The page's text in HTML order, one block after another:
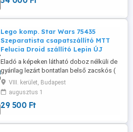
megoldható a keleti ...
Lego komp. Star Wars 75435
Szeparatista csapatszállító MTT
Felucia Droid szállító Lepin ÚJ
Eladó a képeken látható doboz nélküli de
gyárilag lezárt bontatlan belső zacskós (
lego kompatibilis) szett leírással együtt,
tehát teljesen új, csak doboz nincs hozzá.
Szuper minőség, 100% kompatibilitás 1:1-
ben, kiváló termék, nálam van, azonnal
megoldható a keleti ...
VIII. kerület, Budapest
augusztus 1
29 500 Ft